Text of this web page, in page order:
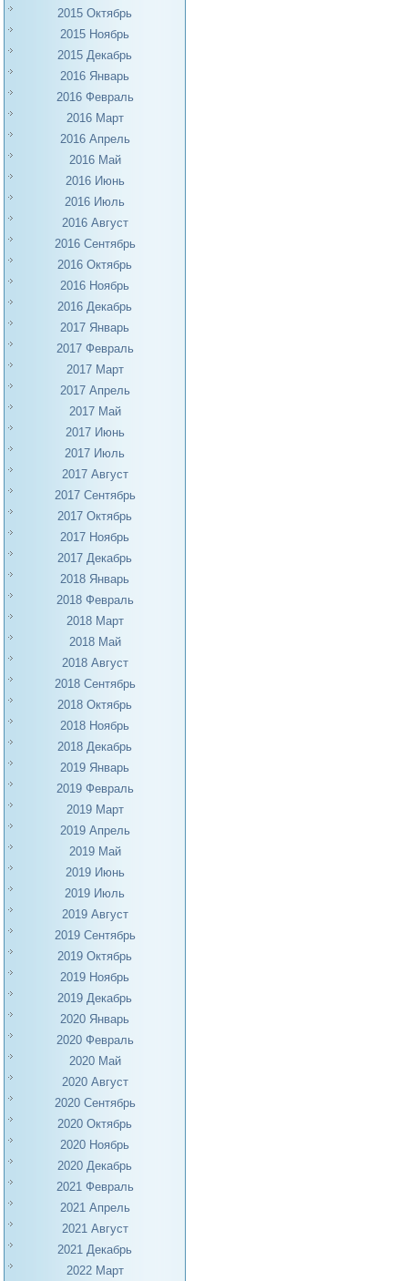
2015 Октябрь
2015 Ноябрь
2015 Декабрь
2016 Январь
2016 Февраль
2016 Март
2016 Апрель
2016 Май
2016 Июнь
2016 Июль
2016 Август
2016 Сентябрь
2016 Октябрь
2016 Ноябрь
2016 Декабрь
2017 Январь
2017 Февраль
2017 Март
2017 Апрель
2017 Май
2017 Июнь
2017 Июль
2017 Август
2017 Сентябрь
2017 Октябрь
2017 Ноябрь
2017 Декабрь
2018 Январь
2018 Февраль
2018 Март
2018 Май
2018 Август
2018 Сентябрь
2018 Октябрь
2018 Ноябрь
2018 Декабрь
2019 Январь
2019 Февраль
2019 Март
2019 Апрель
2019 Май
2019 Июнь
2019 Июль
2019 Август
2019 Сентябрь
2019 Октябрь
2019 Ноябрь
2019 Декабрь
2020 Январь
2020 Февраль
2020 Май
2020 Август
2020 Сентябрь
2020 Октябрь
2020 Ноябрь
2020 Декабрь
2021 Февраль
2021 Апрель
2021 Август
2021 Декабрь
2022 Март